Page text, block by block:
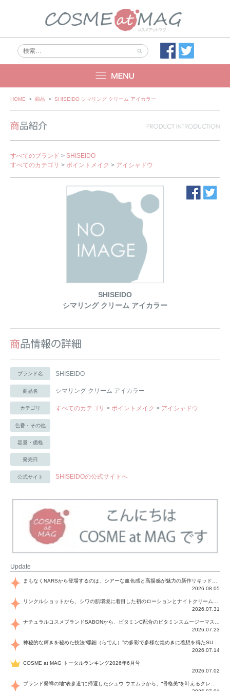
Skip
HOME > 商品 > SHISEIDO シマリング クリーム アイカラー
すべてのブランド > SHISEIDO
すべてのカテゴリ > ポイントメイク > アイシャドウ
SHISEIDO
シマリング クリーム アイカラー
ブランド名 SHISEIDO
商品名 シマリング クリーム アイカラー
カテゴリ すべてのカテゴリ > ポイントメイク > アイシャドウ
色番・その他
容量・価格
発売日
公式サイト SHISEIDOの公式サイトへ
Update
2026.08.05
2026.07.31
2026.07.23
2026.07.14
COSME at MAG トータルランキング2026年6月号
2026.07.02